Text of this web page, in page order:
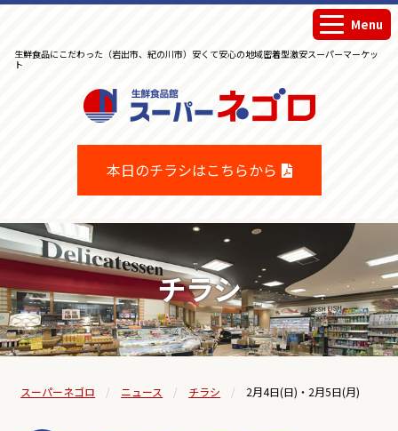
生鮮食品にこだわった（岩出市、紀の川市）安くて安心の地域密着型激安スーパーマーケッ
ト
本日のチラシはこちらから
Menu
チラシ
スーパーネゴロ ニュース チラシ 2月4日(日)・2月5日(月)